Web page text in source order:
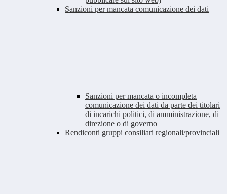
Sanzioni per mancata comunicazione dei dati
Sanzioni per mancata o incompleta
comunicazione dei dati da parte dei titolari
di incarichi politici, di amministrazione, di
direzione o di governo
Rendiconti gruppi consiliari regionali/provinciali